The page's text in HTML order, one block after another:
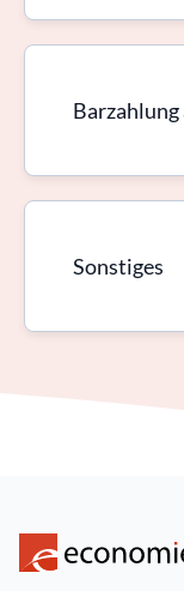
Sonstiges